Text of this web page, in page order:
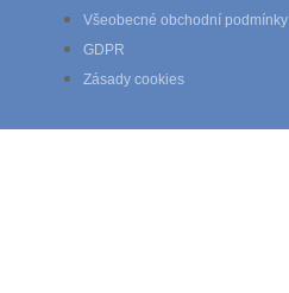
Všeobecné obchodní podmínky
GDPR
Zásady cookies